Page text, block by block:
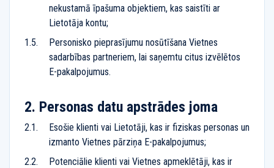
nekustamā īpašuma objektiem, kas saistīti ar
Lietotāja kontu;
Personisko pieprasījumu nosūtīšana Vietnes
sadarbības partneriem, lai saņemtu citus izvēlētos
E-pakalpojumus.
Personas datu apstrādes joma
Esošie klienti vai Lietotāji, kas ir fiziskas personas un
izmanto Vietnes pārziņa E-pakalpojumus;
Potenciālie klienti vai Vietnes apmeklētāji, kas ir